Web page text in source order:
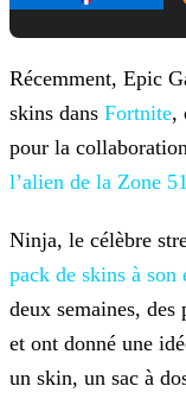
Récemment, Epic
skins dans Fortnite,
pour la
l’alien de la Zone 51
Ninja, le célèbre
pack de skins à son
deux semaines,
et ont donné une
un skin, un sac à